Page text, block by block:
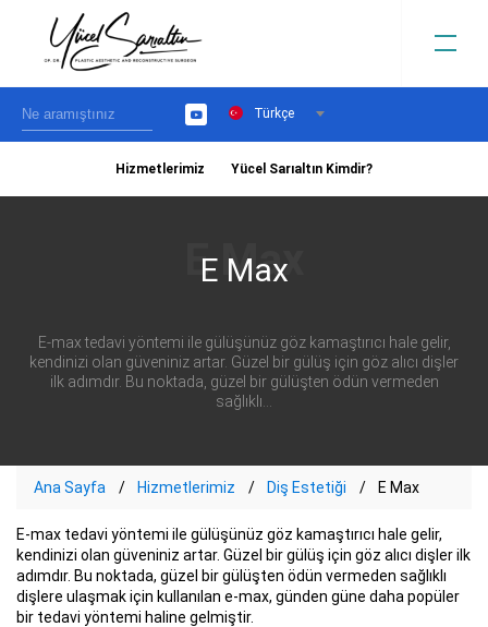
YouTubeTürkçe
Hizmetlerimiz Yücel Sarıaltın Kimdir?
E Max
E-max tedavi yöntemi ile gülüşünüz göz kamaştırıcı hale gelir,
kendinizi olan güveniniz artar. Güzel bir gülüş için göz alıcı dişler
ilk adımdır. Bu noktada, güzel bir gülüşten ödün vermeden
sağlıklı...
Ana Sayfa Hizmetlerimiz Diş Estetiği E Max
E-max tedavi yöntemi ile gülüşünüz göz kamaştırıcı hale gelir,
kendinizi olan güveniniz artar. Güzel bir gülüş için göz alıcı dişler ilk
adımdır. Bu noktada, güzel bir gülüşten ödün vermeden sağlıklı
dişlere ulaşmak için kullanılan e-max, günden güne daha popüler
bir tedavi yöntemi haline gelmiştir.